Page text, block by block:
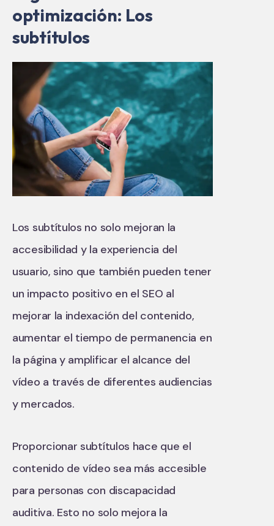
optimización: Los
subtítulos
Los subtítulos no solo mejoran la
accesibilidad y la experiencia del
usuario, sino que también pueden tener
un impacto positivo en el SEO al
mejorar la indexación del contenido,
aumentar el tiempo de permanencia en
la página y amplificar el alcance del
vídeo a través de diferentes audiencias
y mercados.
Proporcionar subtítulos hace que el
contenido de vídeo sea más accesible
para personas con discapacidad
auditiva. Esto no solo mejora la